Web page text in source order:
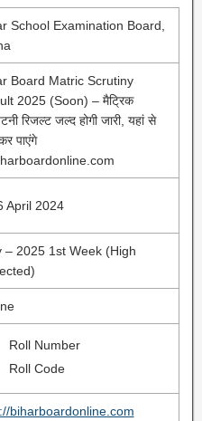
School Examination Board,
Board Matric Scrutiny
2025 (Soon) – मैट्रिक
रिजल्ट जल्द होगी जारी, यहां से
पाएंगे
April 2024
– 2025 1st Week (High
Roll Number
Roll Code
biharboardonline.com